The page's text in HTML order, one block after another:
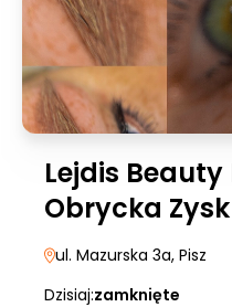
Lejdis
Obrycka Zysk
ul. Mazurska 3a, Pisz
Dzisiaj:zamknięte